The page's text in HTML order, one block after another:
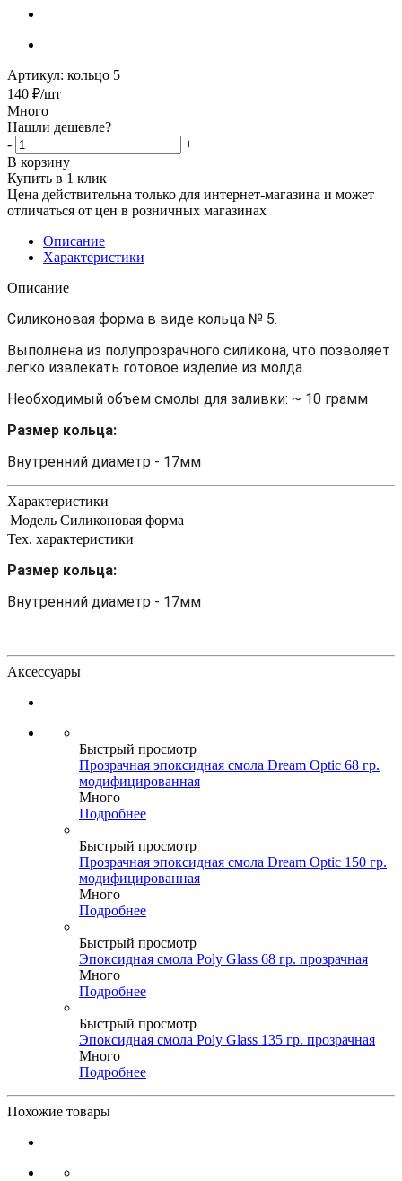
Артикул: кольцо 5
140 ₽/шт
Много
Нашли дешевле?
-
+
В корзину
Купить в 1 клик
Цена действительна только для интернет-магазина и может
отличаться от цен в розничных магазинах
Описание
Характеристики
Описание
Силиконовая форма в виде кольца № 5.
Выполнена из полупрозрачного силикона, что позволяет
легко извлекать готовое изделие из молда.
Необходимый объем смолы для заливки: ~ 10 грамм
Размер кольца:
Внутренний диаметр - 17мм
Характеристики
Модель Силиконовая форма
Тех. характеристики
Размер кольца:
Внутренний диаметр - 17мм
Аксессуары
Быстрый просмотр
Прозрачная эпоксидная смола Dream Optic 68 гр.
модифицированная
Много
Подробнее
Быстрый просмотр
Прозрачная эпоксидная смола Dream Optic 150 гр.
модифицированная
Много
Подробнее
Быстрый просмотр
Эпоксидная смола Poly Glass 68 гр. прозрачная
Много
Подробнее
Быстрый просмотр
Эпоксидная смола Poly Glass 135 гр. прозрачная
Много
Подробнее
Похожие товары